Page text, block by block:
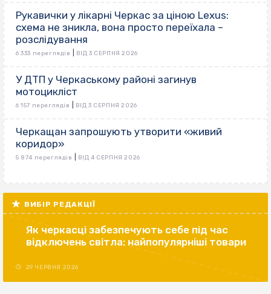
Рукавички у лікарні Черкас за ціною Lexus:
схема не зникла, вона просто переїхала –
розслідування
6 333 переглядів ВІД 3 СЕРПНЯ 2026
У ДТП у Черкаському районі загинув
мотоцикліст
6 157 переглядів ВІД 3 СЕРПНЯ 2026
Черкащан запрошують утворити «живий
коридор»
5 874 переглядів ВІД 4 СЕРПНЯ 2026
ВИБІР РЕДАКЦІЇ
Як черкасці забезпечують себе під час
відключень світла: найпопулярніші товари
29 ЧЕРВНЯ 2026